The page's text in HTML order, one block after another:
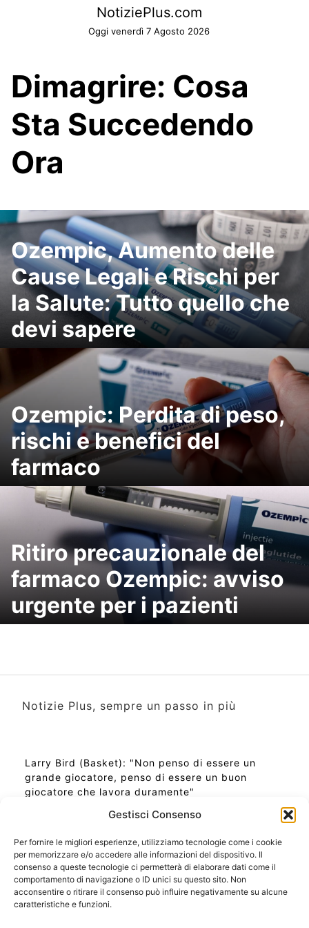
Gestisci Consenso
Per fornire le migliori esperienze, utilizziamo tecnologie come i cookie
per memorizzare e/o accedere alle informazioni del dispositivo. Il
consenso a queste tecnologie ci permetterà di elaborare dati come il
comportamento di navigazione o ID unici su questo sito. Non
acconsentire o ritirare il consenso può influire negativamente su alcune
caratteristiche e funzioni.
NotiziePlus.com
Oggi venerdì 7 Agosto 2026
Dimagrire: Cosa
Sta Succedendo
Ora
Ozempic, Aumento delle
Cause Legali e Rischi per
la Salute: Tutto quello che
devi sapere
Ozempic: Perdita di peso,
rischi e benefici del
farmaco
Ritiro precauzionale del
farmaco Ozempic: avviso
urgente per i pazienti
Notizie Plus, sempre un passo in più
Larry Bird (Basket): "Non penso di essere un
grande giocatore, penso di essere un buon
giocatore che lavora duramente"
Ora Esatta in Italia in questo momento
Ti Senti Strano Ultimamente? Potrebbe Essere per
la Risonanza di Schumann
Come Sapere Se Stai Ascendendo alla Quinta